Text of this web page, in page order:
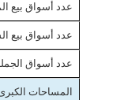
عدد أسواق بيع
عدد أسواق بيع
عدد أسواق
المساحات